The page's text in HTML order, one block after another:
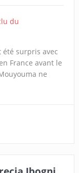
surpris avec
France avant le
ne